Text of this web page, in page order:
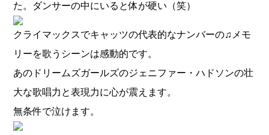
た。ダンサーの中にいると体が硬い（笑）
クライマックスでキャッツの代表的なナンバーの♫メモ
リーを歌うシーンは感動的です。
あのドリームズガールズのジェニファー・ハドソンの壮
大な歌唱力と表現力に心が震えます。
無条件で泣けます。